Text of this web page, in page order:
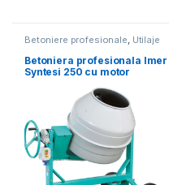
Betoniere profesionale, Utilaje
Betoniera profesionala Imer
Syntesi 250 cu motor